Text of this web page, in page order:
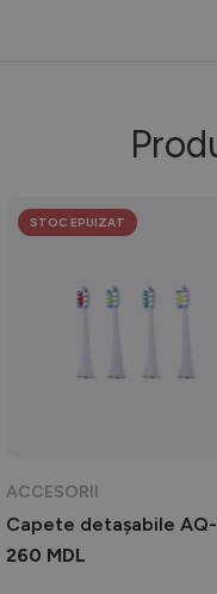
STOC EPUIZAT
ACCESORII
Capete detașabile
260 MDL